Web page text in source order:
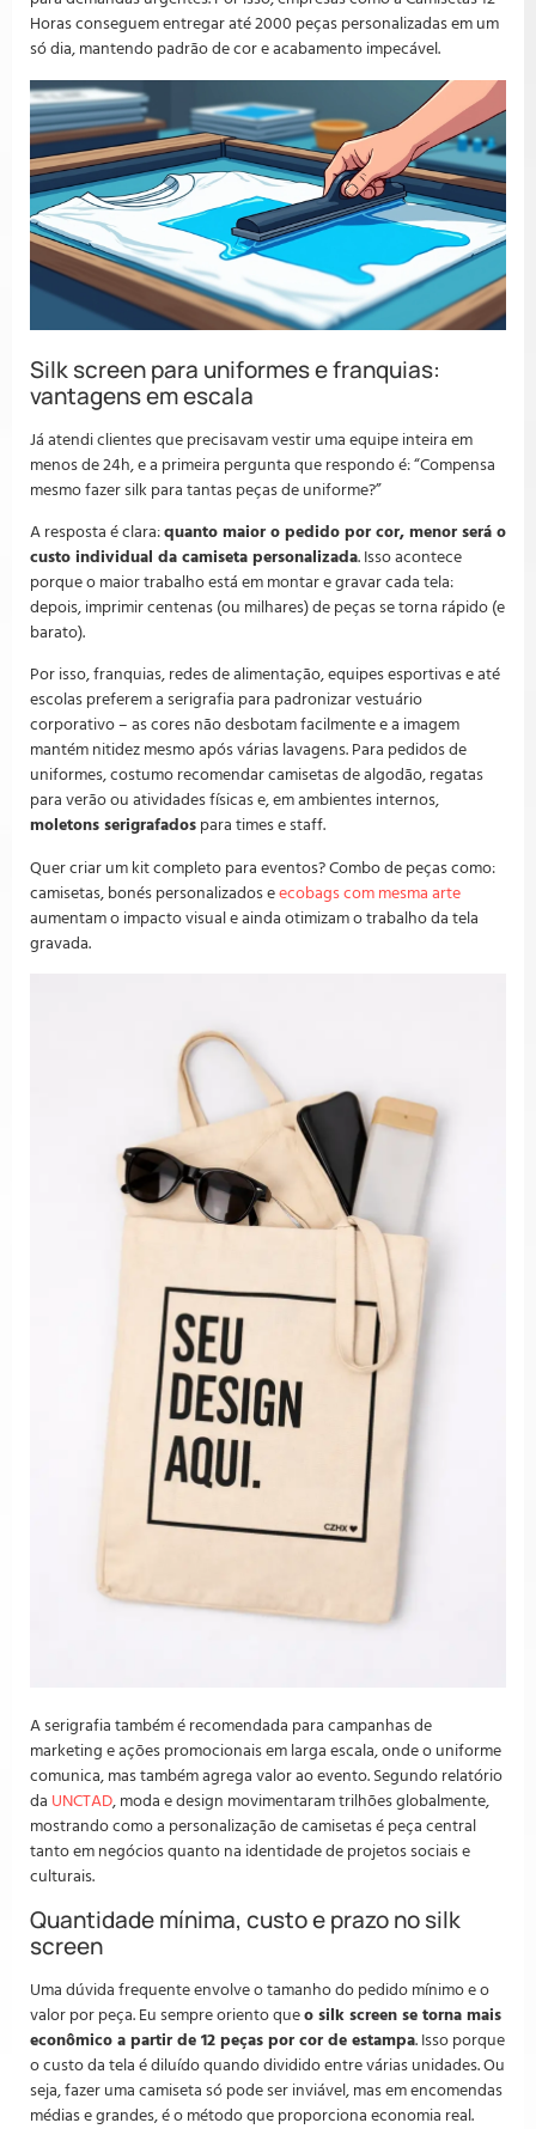
Horas conseguem entregar até 2000 peças personalizadas em um
só dia, mantendo padrão de cor e acabamento impecável.
Silk screen para uniformes e franquias:
vantagens em escala
Já atendi clientes que precisavam vestir uma equipe inteira em
menos de 24h, e a primeira pergunta que respondo é: “Compensa
mesmo fazer silk para tantas peças de uniforme?”
A resposta é clara:quanto maior o pedido por cor, menor será o
custo individual da camiseta personalizada. Isso acontece
porque o maior trabalho está em montar e gravar cada tela:
depois, imprimir centenas (ou milhares) de peças se torna rápido (e
barato).
Por isso, franquias, redes de alimentação, equipes esportivas e até
escolas preferem a serigrafia para padronizar vestuário
corporativo – as cores não desbotam facilmente e a imagem
mantém nitidez mesmo após várias lavagens. Para pedidos de
uniformes, costumo recomendar camisetas de algodão, regatas
para verão ou atividades físicas e, em ambientes internos,
moletons serigrafados para times e staff.
Quer criar um kit completo para eventos? Combo de peças como:
camisetas, bonés personalizados eecobags com mesma arte
aumentam o impacto visual e ainda otimizam o trabalho da tela
gravada.
A serigrafia também é recomendada para campanhas de
marketing e ações promocionais em larga escala, onde o uniforme
comunica, mas também agrega valor ao evento. Segundo relatório
da UNCTAD, moda e design movimentaram trilhões globalmente,
mostrando como a personalização de camisetas é peça central
tanto em negócios quanto na identidade de projetos sociais e
culturais.
Quantidade mínima, custo e prazo no silk
screen
Uma dúvida frequente envolve o tamanho do pedido mínimo e o
valor por peça. Eu sempre oriento queo silk screen se torna mais
econômico a partir de 12 peças por cor de estampa. Isso porque
o custo da tela é diluído quando dividido entre várias unidades. Ou
seja, fazer uma camiseta só pode ser inviável, mas em encomendas
médias e grandes, é o método que proporciona economia real.